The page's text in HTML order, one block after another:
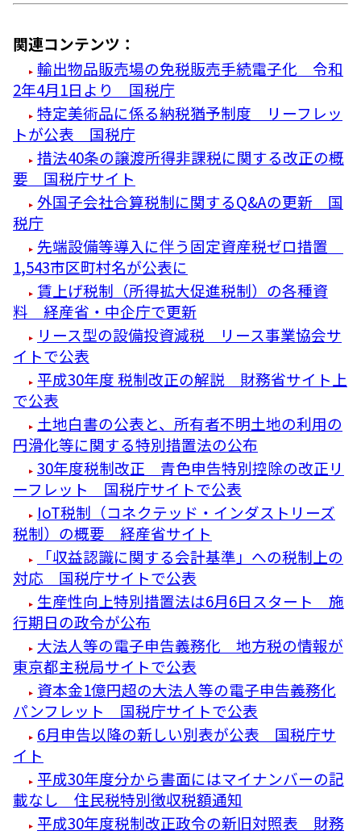
関連コンテンツ：
輸出物品販売場の免税販売手続電子化 令和
2年4月1日より 国税庁
特定美術品に係る納税猶予制度 リーフレッ
トが公表 国税庁
措法40条の譲渡所得非課税に関する改正の概
要 国税庁サイト
外国子会社合算税制に関するQ&Aの更新 国
税庁
先端設備等導入に伴う固定資産税ゼロ措置
1,543市区町村名が公表に
賃上げ税制（所得拡大促進税制）の各種資
料 経産省・中企庁で更新
リース型の設備投資減税 リース事業協会サ
イトで公表
平成30年度 税制改正の解説 財務省サイト上
で公表
土地白書の公表と、所有者不明土地の利用の
円滑化等に関する特別措置法の公布
30年度税制改正 青色申告特別控除の改正リ
ーフレット 国税庁サイトで公表
IoT税制（コネクテッド・インダストリーズ
税制）の概要 経産省サイト
「収益認識に関する会計基準」への税制上の
対応 国税庁サイトで公表
生産性向上特別措置法は6月6日スタート 施
行期日の政令が公布
大法人等の電子申告義務化 地方税の情報が
東京都主税局サイトで公表
資本金1億円超の大法人等の電子申告義務化
パンフレット 国税庁サイトで公表
6月申告以降の新しい別表が公表 国税庁サ
イト
平成30年度分から書面にはマイナンバーの記
載なし 住民税特別徴収税額通知
平成30年度税制改正政令の新旧対照表 財務